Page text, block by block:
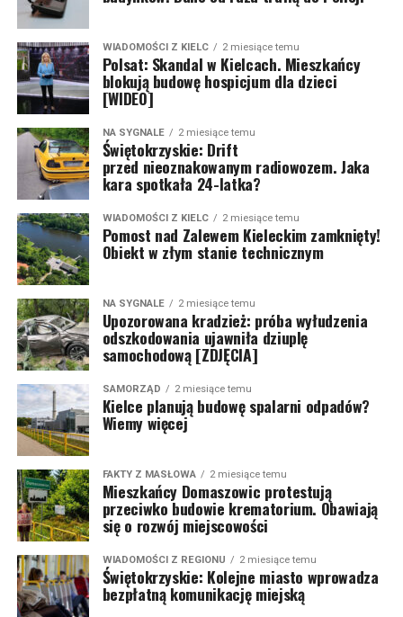
WIADOMOŚCI Z KIELC 2 miesiące temu
Polsat: Skandal w Kielcach. Mieszkańcy
blokują budowę hospicjum dla dzieci
[WIDEO]
NA SYGNALE 2 miesiące temu
Świętokrzyskie: Drift
przed nieoznakowanym radiowozem. Jaka
kara spotkała 24-latka?
WIADOMOŚCI Z KIELC 2 miesiące temu
Pomost nad Zalewem Kieleckim zamknięty!
Obiekt w złym stanie technicznym
NA SYGNALE 2 miesiące temu
Upozorowana kradzież: próba wyłudzenia
odszkodowania ujawniła dziuplę
samochodową [ZDJĘCIA]
SAMORZĄD 2 miesiące temu
Kielce planują budowę spalarni odpadów?
Wiemy więcej
FAKTY Z MASŁOWA 2 miesiące temu
Mieszkańcy Domaszowic protestują
przeciwko budowie krematorium. Obawiają
się o rozwój miejscowości
WIADOMOŚCI Z REGIONU 2 miesiące temu
Świętokrzyskie: Kolejne miasto wprowadza
bezpłatną komunikację miejską